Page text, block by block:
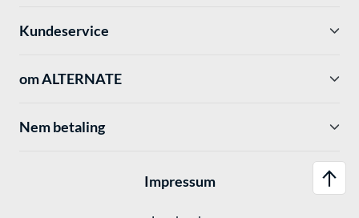
Kundeservice
om ALTERNATE
Nem betaling
Impressum